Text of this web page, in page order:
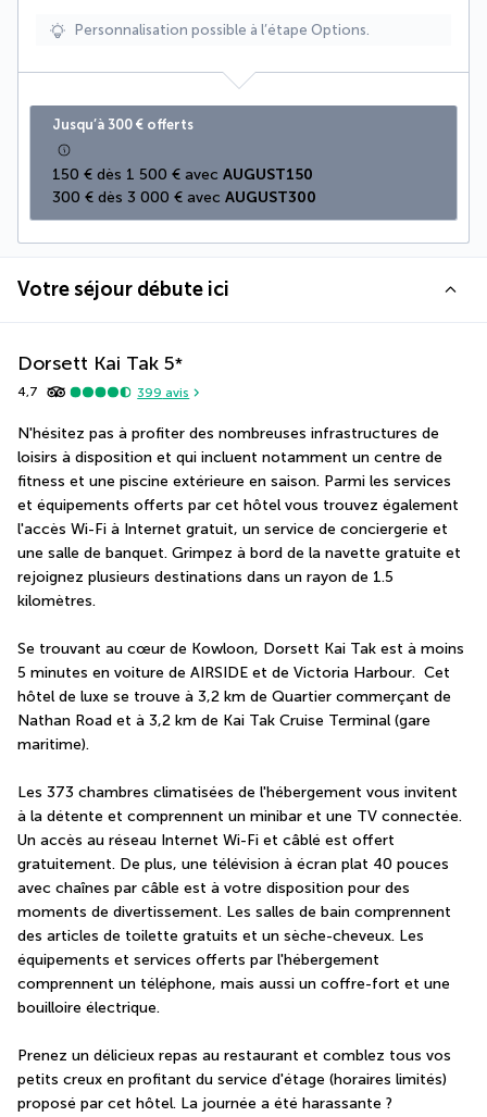
Personnalisation possible à l’étape Options.
Jusqu’à 300 € offerts
150 € dès 1 500 € avec AUGUST150
300 € dès 3 000 € avec AUGUST300
Votre séjour débute ici
Dorsett Kai Tak 5*
4,7 399 avis
N'hésitez pas à profiter des nombreuses infrastructures de
loisirs à disposition et qui incluent notamment un centre de
fitness et une piscine extérieure en saison. Parmi les services
et équipements offerts par cet hôtel vous trouvez également
l'accès Wi-Fi à Internet gratuit, un service de conciergerie et
une salle de banquet. Grimpez à bord de la navette gratuite et
rejoignez plusieurs destinations dans un rayon de 1.5
kilomètres.
Se trouvant au cœur de Kowloon, Dorsett Kai Tak est à moins
5 minutes en voiture de AIRSIDE et de Victoria Harbour.  Cet
hôtel de luxe se trouve à 3,2 km de Quartier commerçant de
Nathan Road et à 3,2 km de Kai Tak Cruise Terminal (gare
maritime).
Les 373 chambres climatisées de l'hébergement vous invitent
à la détente et comprennent un minibar et une TV connectée.
Un accès au réseau Internet Wi-Fi et câblé est offert
gratuitement. De plus, une télévision à écran plat 40 pouces
avec chaînes par câble est à votre disposition pour des
moments de divertissement. Les salles de bain comprennent
des articles de toilette gratuits et un sèche-cheveux. Les
équipements et services offerts par l'hébergement
comprennent un téléphone, mais aussi un coffre-fort et une
bouilloire électrique.
Prenez un délicieux repas au restaurant et comblez tous vos
petits creux en profitant du service d'étage (horaires limités)
proposé par cet hôtel. La journée a été harassante ?